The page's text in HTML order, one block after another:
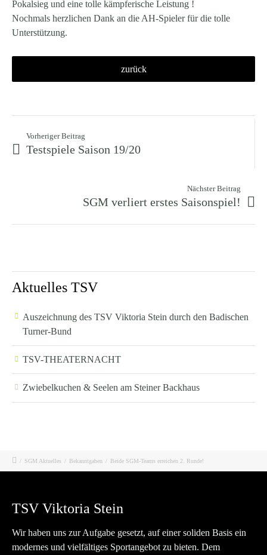
Pokalsieg und eine tolle kämpferische Leistung !
Nochmals herzlichen Dank an die AH-Spieler für die tolle
Unterstützung.
zurück
Vorheriger Beitrag
Testspiele Saison 19/20
Nächster Beitrag
SGM verliert erstes Saisonspiel!
Aktuelles TSV
Auszeichnung des TSV Viktoria Stein durch den Badischen
Turner-Bund
TSV-THEATERNACHT
Zwiebelkuchen & Seelen am Steiner Backhaus
/ SGM Aktuelles / Bekanntgaben / Beide SGM-Teams erreichen 2. Runde!
TSV Viktoria Stein
Wir haben uns zur Aufgabe gesetzt, auf einer soliden Basis ein
modernes und vielfältiges Sportangebot zu bieten. Dem